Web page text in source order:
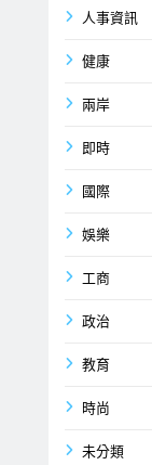
人事資訊
健康
兩岸
即時
國際
娛樂
工商
政治
教育
時尚
未分類